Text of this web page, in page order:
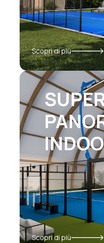
Scopri di più
Scopri di più